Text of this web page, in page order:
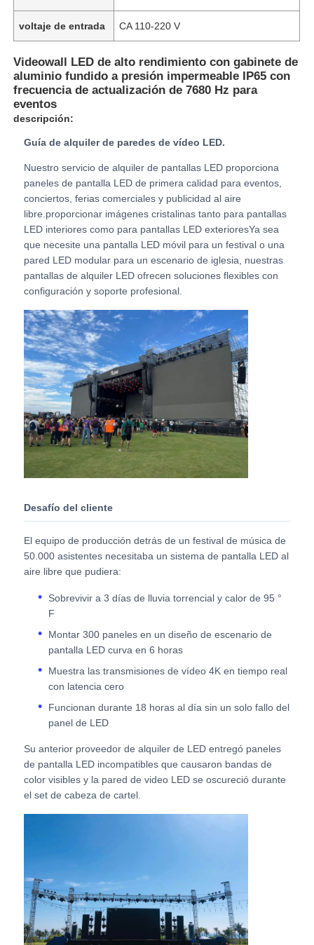
Espectáculo de RV
Sobre nosotros
Control de calidad
Contacta con nosotros
Noticias
Casos
Solicitar una cita
Pantalla de pared de video LED
pantalla LED
Muro de video LED LED
Pantalla LED transparente
Pantalla LED SMD
Tabla de visualización LED exterior
cartelera led exterior
voltaje de entrada CA 110-220 V
Videowall LED de alto rendimiento con gabinete de
aluminio fundido a presión impermeable IP65 con
frecuencia de actualización de 7680 Hz para
eventos
descripción:
Guía de alquiler de paredes de vídeo LED.
Nuestro servicio de alquiler de pantallas LED proporciona
paneles de pantalla LED de primera calidad para eventos,
conciertos, ferias comerciales y publicidad al aire
libre.proporcionar imágenes cristalinas tanto para pantallas
LED interiores como para pantallas LED exterioresYa sea
que necesite una pantalla LED móvil para un festival o una
pared LED modular para un escenario de iglesia, nuestras
pantallas de alquiler LED ofrecen soluciones flexibles con
configuración y soporte profesional.
Desafío del cliente
El equipo de producción detrás de un festival de música de
50.000 asistentes necesitaba un sistema de pantalla LED al
aire libre que pudiera:
Sobrevivir a 3 días de lluvia torrencial y calor de 95 °
F
Montar 300 paneles en un diseño de escenario de
pantalla LED curva en 6 horas
Muestra las transmisiones de vídeo 4K en tiempo real
con latencia cero
Funcionan durante 18 horas al día sin un solo fallo del
panel de LED
Su anterior proveedor de alquiler de LED entregó paneles
de pantalla LED incompatibles que causaron bandas de
color visibles y la pared de video LED se oscureció durante
el set de cabeza de cartel.